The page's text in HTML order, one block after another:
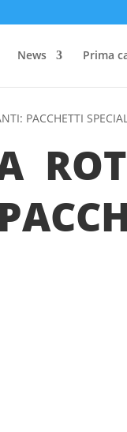
News Prima
PACCHETTI